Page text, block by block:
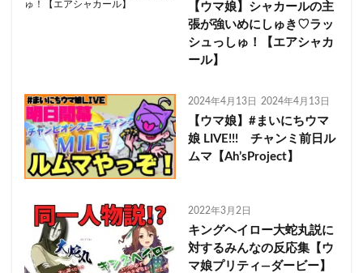
【ウマ娘】シャカールの主
張が強いめにしゅき♡ラッ
シュっしゅ！【エアシャカ
ール】
2024年4月13日 2024年4月13日
【ウマ娘】#まいにちウマ
娘 LIVE!!! チャンミ前日ル
ムマ【Ah’sProject】
2022年3月2日
キングヘイロー大蛇丸説に
対するみんなの反応集【ウ
マ娘プリティ―ダービー】